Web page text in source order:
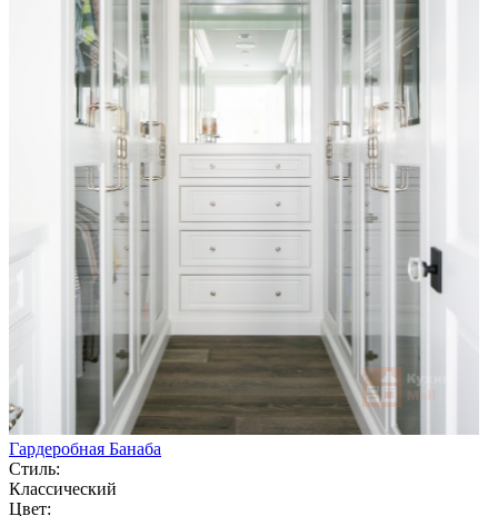
Гардеробная Банаба
Стиль:
Классический
Цвет: